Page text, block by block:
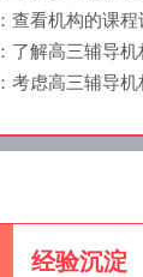
：查看机构的课
：了解高三辅导
：考虑高三辅导
经验沉淀